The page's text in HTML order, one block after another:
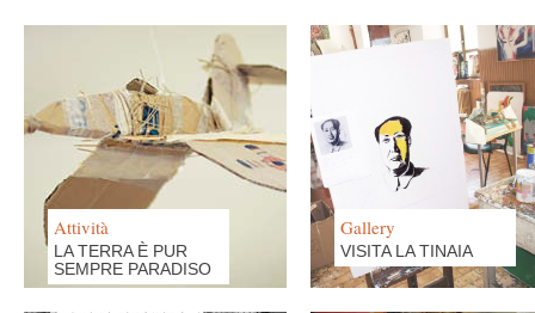
Attività
LA TERRA È PUR
SEMPRE PARADISO
Gallery
VISITA LA TINAIA